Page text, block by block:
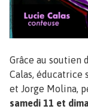
Grâce au soutien
Calas, éducatrice
et Jorge Molina,
samedi 11 et